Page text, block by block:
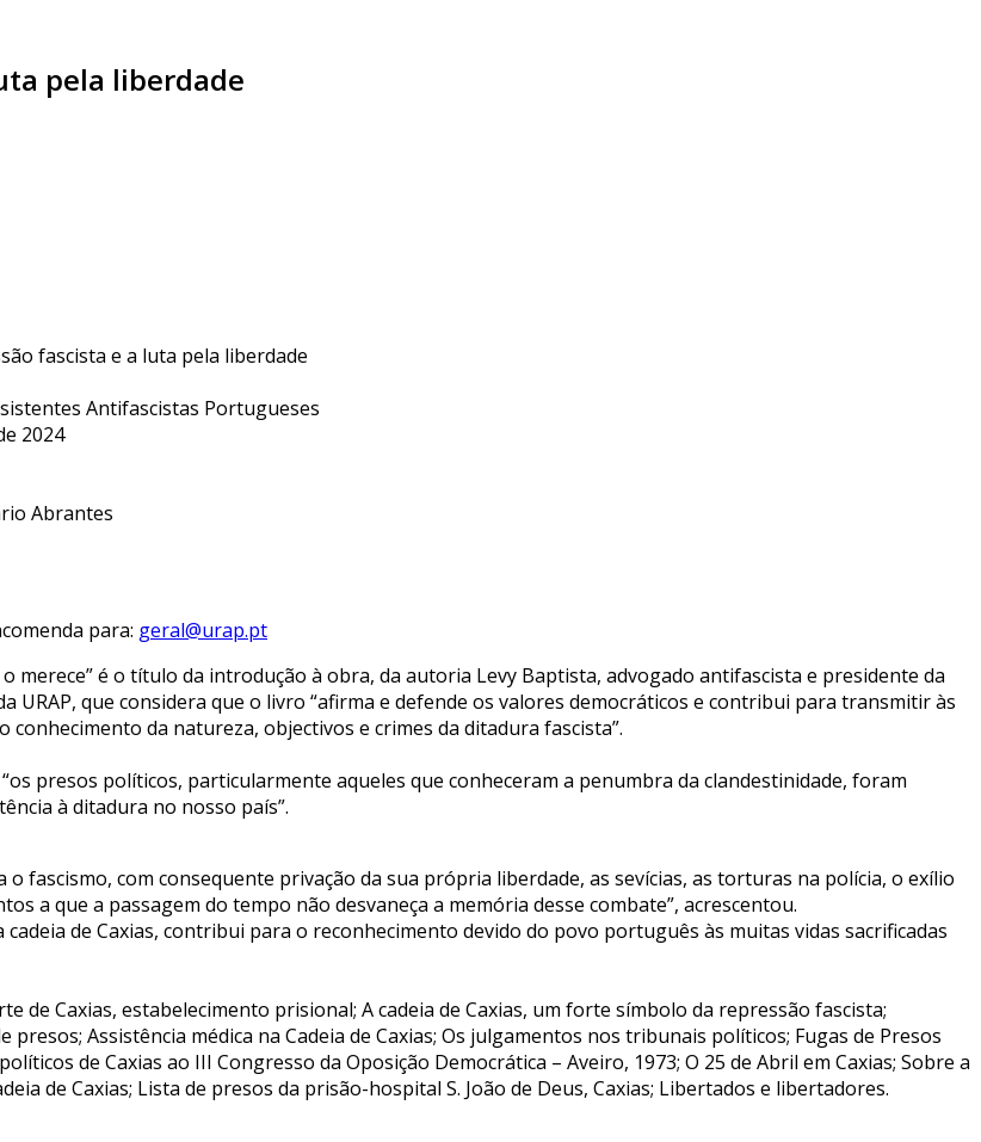
pela liberdade
fascista e a luta pela liberdade
Antifascistas Portugueses
2024
Abrantes
para: geral@urap.pt
merece” é o título da introdução à obra, da autoria Levy Baptista, advogado antifascista e presidente da
URAP, que considera que o livro “afirma e defende os valores democráticos e contribui para transmitir às
conhecimento da natureza, objectivos e crimes da ditadura fascista”.
presos políticos, particularmente aqueles que conheceram a penumbra da clandestinidade, foram
à ditadura no nosso país”.
o fascismo, com consequente privação da sua própria liberdade, as sevícias, as torturas na polícia, o exílio
a que a passagem do tempo não desvaneça a memória desse combate”, acrescentou.
de Caxias, contribui para o reconhecimento devido do povo português às muitas vidas sacrificadas
de Caxias, estabelecimento prisional; A cadeia de Caxias, um forte símbolo da repressão fascista;
Assistência médica na Cadeia de Caxias; Os julgamentos nos tribunais políticos; Fugas de Presos
de Caxias ao III Congresso da Oposição Democrática – Aveiro, 1973; O 25 de Abril em Caxias; Sobre a
de Caxias; Lista de presos da prisão-hospital S. João de Deus, Caxias; Libertados e libertadores.